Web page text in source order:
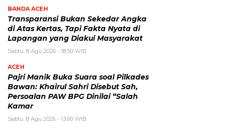
BANDA ACEH
Transparansi Bukan Sekedar Angka
di Atas Kertas, Tapi Fakta Nyata di
Lapangan yang Diakui Masyarakat
Sabtu, 8 Agu 2026 - 18:50 WIB
ACEH
Pajri Manik Buka Suara soal Pilkades
Bawan: Khairul Sahri Disebut Sah,
Persoalan PAW BPG Dinilai “Salah
Kamar
Sabtu, 8 Agu 2026 - 13:00 WIB